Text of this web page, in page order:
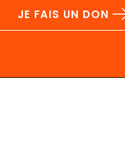
JE FAIS UN DON